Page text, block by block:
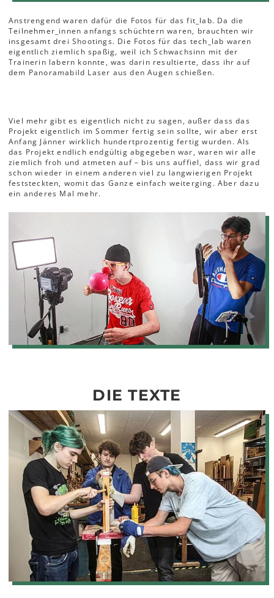
Anstrengend waren dafür die Fotos für das fit_lab. Da die
Teilnehmer_innen anfangs schüchtern waren, brauchten wir
insgesamt drei Shootings. Die Fotos für das tech_lab waren
eigentlich ziemlich spaßig, weil ich Schwachsinn mit der
Trainerin labern konnte, was darin resultierte, dass ihr auf
dem Panoramabild Laser aus den Augen schießen.
Viel mehr gibt es eigentlich nicht zu sagen, außer dass das
Projekt eigentlich im Sommer fertig sein sollte, wir aber erst
Anfang Jänner wirklich hundertprozentig fertig wurden. Als
das Projekt endlich endgültig abgegeben war, waren wir alle
ziemlich froh und atmeten auf – bis uns auffiel, dass wir grad
schon wieder in einem anderen viel zu langwierigen Projekt
feststeckten, womit das Ganze einfach weiterging. Aber dazu
ein anderes Mal mehr.
DIE TEXTE